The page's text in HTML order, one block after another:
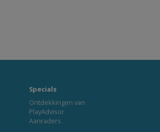
Specials
Ontdekkingen van
PlayAdvisor
Aanraders